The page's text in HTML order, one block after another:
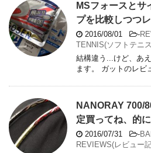
MSフォースとサ
プを比較しつつ
2016/08/01 -
TENNIS(ソフトテニ
結構違う...けど、あ
ます。 ガットのレビ
NANORAY 700/
定買ってね、的
2016/07/31 -
REVIEWS(レビュー